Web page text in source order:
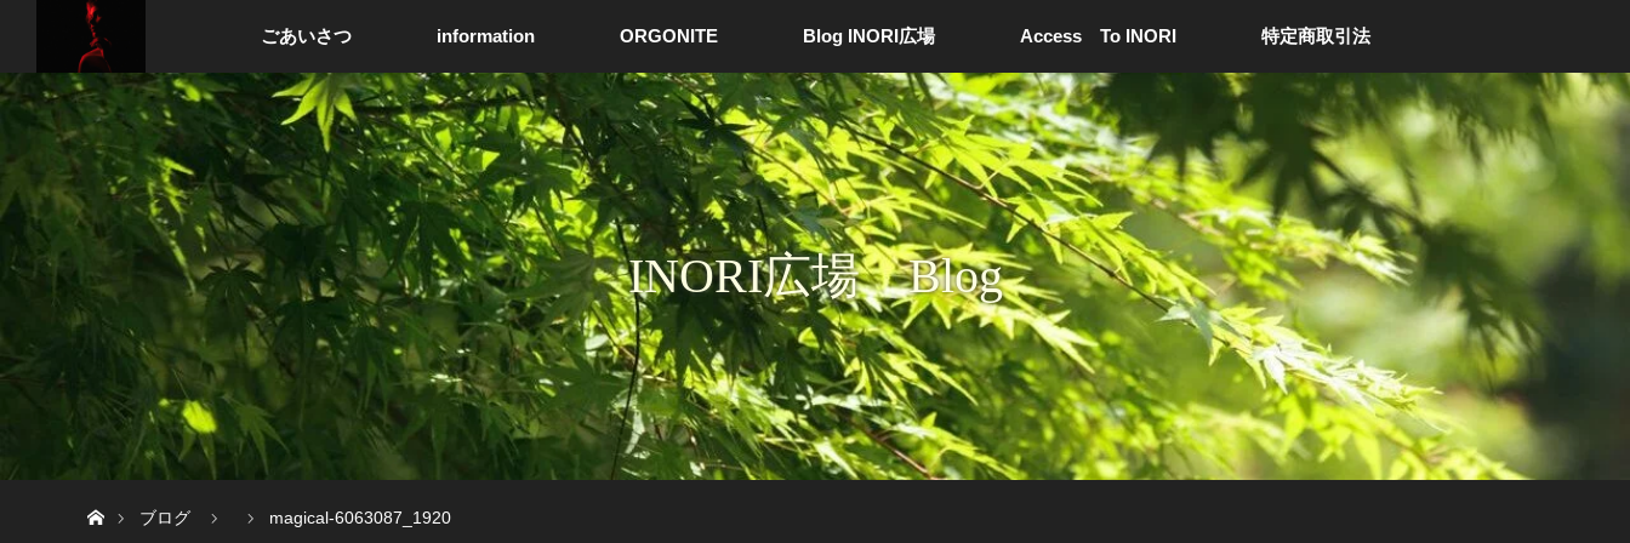
ごあいさつ information ORGONITE Blog INORI広場 Access To INORI 特定商取引法
INORI広場 Blog
ブログ
magical-6063087_1920